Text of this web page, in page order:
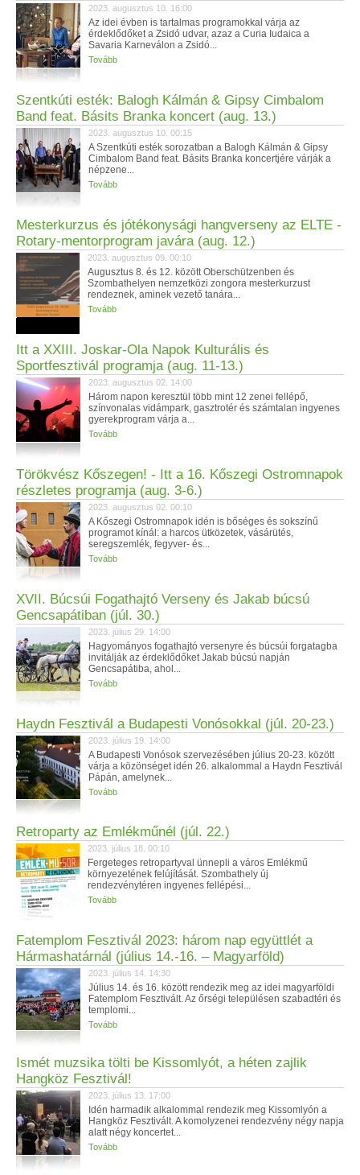
2023. augusztus 10. 16:00
Az idei évben is tartalmas programokkal várja az
érdeklődőket a Zsidó udvar, azaz a Curia Iudaica a
Savaria Karneválon a Zsidó...
Tovább
Szentkúti esték: Balogh Kálmán & Gipsy Cimbalom
Band feat. Básits Branka koncert (aug. 13.)
2023. augusztus 10. 00:15
A Szentkúti esték sorozatban a Balogh Kálmán & Gipsy
Cimbalom Band feat. Básits Branka koncertjére várják a
népzene...
Tovább
Mesterkurzus és jótékonysági hangverseny az ELTE -
Rotary-mentorprogram javára (aug. 12.)
2023. augusztus 09. 00:10
Augusztus 8. és 12. között Oberschützenben és
Szombathelyen nemzetközi zongora mesterkurzust
rendeznek, aminek vezető tanára...
Tovább
Itt a XXIII. Joskar-Ola Napok Kulturális és
Sportfesztivál programja (aug. 11-13.)
2023. augusztus 02. 14:00
Három napon keresztül több mint 12 zenei fellépő,
színvonalas vidámpark, gasztrotér és számtalan ingyenes
gyerekprogram várja a...
Tovább
Törökvész Kőszegen! - Itt a 16. Kőszegi Ostromnapok
részletes programja (aug. 3-6.)
2023. augusztus 02. 00:10
A Kőszegi Ostromnapok idén is bőséges és sokszínű
programot kínál: a harcos ütközetek, vásárütés,
seregszemlék, fegyver- és...
Tovább
XVII. Búcsúi Fogathajtó Verseny és Jakab búcsú
Gencsapátiban (júl. 30.)
2023. július 29. 14:00
Hagyományos fogathajtó versenyre és búcsúi forgatagba
invitálják az érdeklődőket Jakab búcsú napján
Gencsapátiba, ahol...
Tovább
Haydn Fesztivál a Budapesti Vonósokkal (júl. 20-23.)
2023. július 19. 14:00
A Budapesti Vonósok szervezésében július 20-23. között
várja a közönséget idén 26. alkalommal a Haydn Fesztivál
Pápán, amelynek...
Tovább
Retroparty az Emlékműnél (júl. 22.)
2023. július 18. 00:10
Fergeteges retropartyval ünnepli a város Emlékmű
környezetének felújítását. Szombathely új
rendezvénytéren ingyenes fellépési...
Tovább
Fatemplom Fesztivál 2023: három nap együttlét a
Hármashatárnál (július 14.-16. – Magyarföld)
2023. július 14. 14:30
Július 14. és 16. között rendezik meg az idei magyarföldi
Fatemplom Fesztivált. Az őrségi településen szabadtéri és
templomi...
Tovább
Ismét muzsika tölti be Kissomlyót, a héten zajlik
Hangköz Fesztivál!
2023. július 13. 17:00
Idén harmadik alkalommal rendezik meg Kissomlyón a
Hangköz Fesztivált. A komolyzenei rendezvény négy napja
alatt négy koncertet...
Tovább